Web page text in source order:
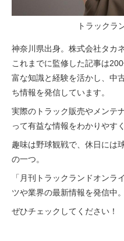
トラックラ
神奈川県出身。株式会社タカ
これまでに監修した記事は
富な知識と経験を活かし、中
ち情報を発信しています。
実際のトラック販売やメンテ
って有益な情報をわかりやす
趣味は野球観戦で、休日には
の一つ。
「月刊トラックランドオンラ
ツや業界の最新情報を発信中。
ぜひチェックしてください！